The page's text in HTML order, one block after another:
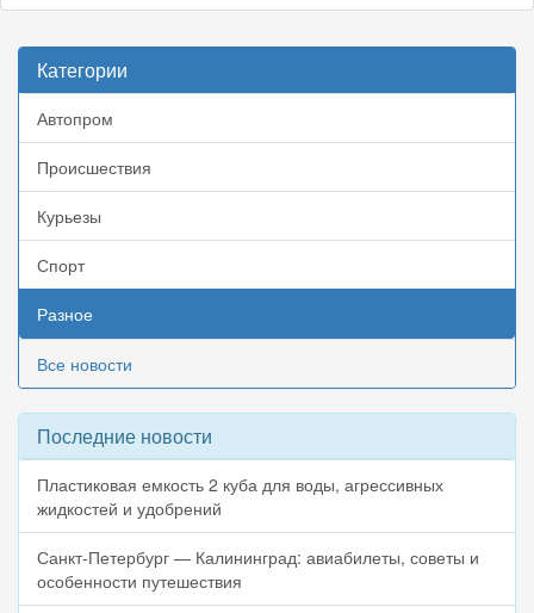
Категории
Автопром
Происшествия
Курьезы
Спорт
Разное
Все новости
Последние новости
Пластиковая емкость 2 куба для воды, агрессивных
жидкостей и удобрений
Санкт-Петербург — Калининград: авиабилеты, советы и
особенности путешествия